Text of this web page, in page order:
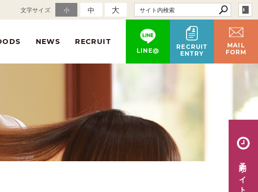
文字サイズ 小 中 大
NEWS RECRUIT
LINE@
RECRUIT
ENTRY
MAIL
FORM
予約サイト